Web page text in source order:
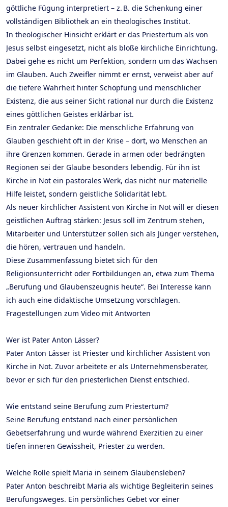
göttliche Fügung interpretiert – z. B. die Schenkung einer
vollständigen Bibliothek an ein theologisches Institut.
In theologischer Hinsicht erklärt er das Priestertum als von
Jesus selbst eingesetzt, nicht als bloße kirchliche Einrichtung.
Dabei gehe es nicht um Perfektion, sondern um das Wachsen
im Glauben. Auch Zweifler nimmt er ernst, verweist aber auf
die tiefere Wahrheit hinter Schöpfung und menschlicher
Existenz, die aus seiner Sicht rational nur durch die Existenz
eines göttlichen Geistes erklärbar ist.
Ein zentraler Gedanke: Die menschliche Erfahrung von
Glauben geschieht oft in der Krise – dort, wo Menschen an
ihre Grenzen kommen. Gerade in armen oder bedrängten
Regionen sei der Glaube besonders lebendig. Für ihn ist
Kirche in Not ein pastorales Werk, das nicht nur materielle
Hilfe leistet, sondern geistliche Solidarität lebt.
Als neuer kirchlicher Assistent von Kirche in Not will er diesen
geistlichen Auftrag stärken: Jesus soll im Zentrum stehen,
Mitarbeiter und Unterstützer sollen sich als Jünger verstehen,
die hören, vertrauen und handeln.
Diese Zusammenfassung bietet sich für den
Religionsunterricht oder Fortbildungen an, etwa zum Thema
„Berufung und Glaubenszeugnis heute“. Bei Interesse kann
ich auch eine didaktische Umsetzung vorschlagen.
Fragestellungen zum Video mit Antworten
Wer ist Pater Anton Lässer?
Pater Anton Lässer ist Priester und kirchlicher Assistent von
Kirche in Not. Zuvor arbeitete er als Unternehmensberater,
bevor er sich für den priesterlichen Dienst entschied.
Wie entstand seine Berufung zum Priestertum?
Seine Berufung entstand nach einer persönlichen
Gebetserfahrung und wurde während Exerzitien zu einer
tiefen inneren Gewissheit, Priester zu werden.
Welche Rolle spielt Maria in seinem Glaubensleben?
Pater Anton beschreibt Maria als wichtige Begleiterin seines
Berufungsweges. Ein persönliches Gebet vor einer